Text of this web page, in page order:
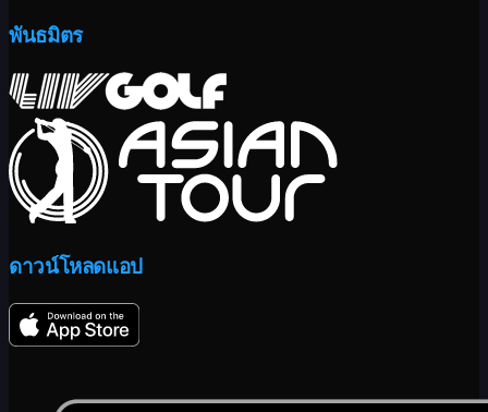
พันธมิตร
ดาวน์โหลดแอป